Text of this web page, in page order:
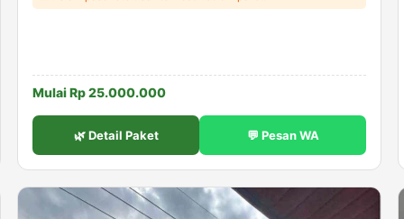
Mulai Rp 25.000.000
🌿 Detail Paket 💬 Pesan WA